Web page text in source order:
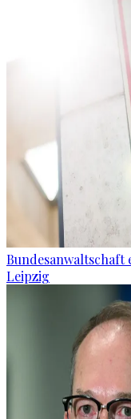
Leipzig